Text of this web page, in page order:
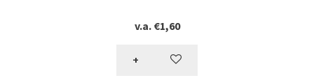
v.a. €1,60
+